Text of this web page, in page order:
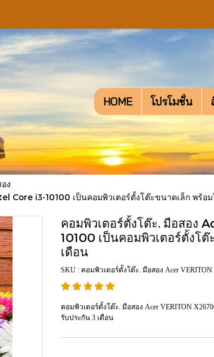
HOME โปรโมชั่น
ง
Core i3-10100 เป็นคอมพิวเตอร์ตั้งโต๊ะขนาดเล็ก พร้อ
คอมพิวเตอร์ตั้งโต๊ะ. มือสอง
10100 เป็นคอมพิวเตอร์ตั้งโ
เดือน
SKU : คอมพิวเตอร์ตั้งโต๊ะ. มือสอง Acer VERITON
คอมพิวเตอร์ตั้งโต๊ะ. มือสอง Acer VERITON
รับประกัน 3 เดือน